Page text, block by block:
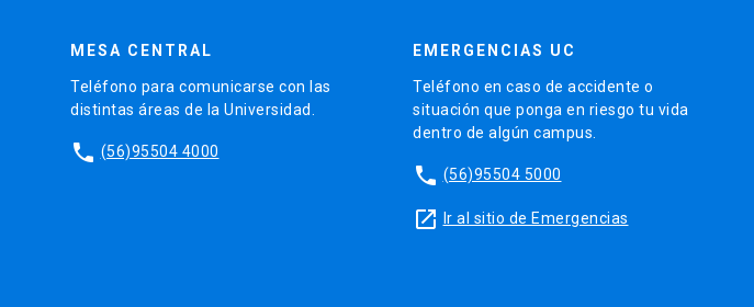
MESA CENTRAL
Teléfono para comunicarse con las
distintas áreas de la Universidad.
phone (56)95504 4000
EMERGENCIAS UC
Teléfono en caso de accidente o
situación que ponga en riesgo tu vida
dentro de algún campus.
phone (56)95504 5000
launch Ir al sitio de Emergencias